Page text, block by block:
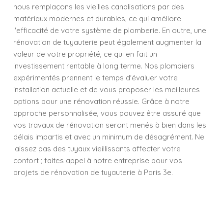
nous remplaçons les vieilles canalisations par des
matériaux modernes et durables, ce qui améliore
l'efficacité de votre système de plomberie. En outre, une
rénovation de tuyauterie peut également augmenter la
valeur de votre propriété, ce qui en fait un
investissement rentable à long terme. Nos plombiers
expérimentés prennent le temps d'évaluer votre
installation actuelle et de vous proposer les meilleures
options pour une rénovation réussie. Grâce à notre
approche personnalisée, vous pouvez être assuré que
vos travaux de rénovation seront menés à bien dans les
délais impartis et avec un minimum de désagrément. Ne
laissez pas des tuyaux vieillissants affecter votre
confort ; faites appel à notre entreprise pour vos
projets de rénovation de tuyauterie à Paris 3e.